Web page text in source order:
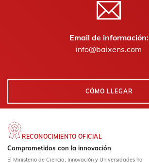
Email de información:
info@baixens.com
CÓMO LLEGAR
RECONOCIMIENTO OFICIAL
Comprometidos con la innovación
El Ministerio de Ciencia, Innovación y Universidades ha